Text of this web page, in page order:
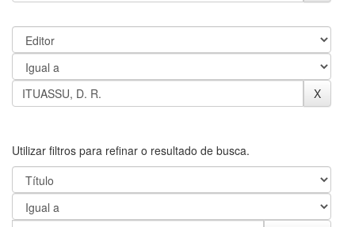
Utilizar filtros para refinar o resultado de busca.